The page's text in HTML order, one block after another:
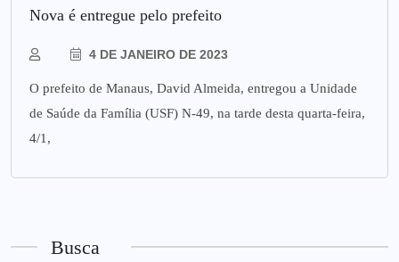
Nova é entregue pelo prefeito
4 DE JANEIRO DE 2023
O prefeito de Manaus, David Almeida, entregou a Unidade
de Saúde da Família (USF) N-49, na tarde desta quarta-feira,
4/1,
Busca